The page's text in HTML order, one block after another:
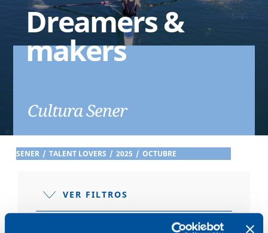
Dreamers &
makers
Cultura Sener
SENER / TALENT LOVERS / 2025 / OCTUBRE
VER FILTROS